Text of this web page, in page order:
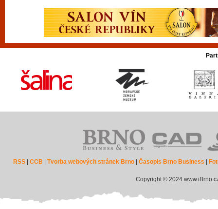
RSS |CCB |Tvorba webových stránek Brno |Časopis Brno Business
Copyright © 2024